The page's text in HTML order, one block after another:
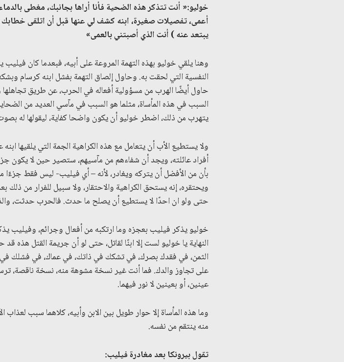
خوليو:« أنت تتذكر هذه الضحية فأنا أراها بجانبك، مغطى
أعمى، تفصيلات صغيرة، ابنه كشف لي عنها قبل أن اتلقى خطابك
يبتعد عنه ) أنت الذي أصبتني بالعمى»
وهنا يلقي خوليو بهذه التهمة المروعة على أبيه، فبعدما كان
النفسية التي لحقت به. وحاول إلصاق التهمة بفشل ابنه كرسام
حاول أيضًا الهرب من مسؤولية أفعاله في الحرب، عن طريق
السبب في هذه المأساة، مثلما هو السبب في مآسي العديد من
يتهرب من ذلك، اضطر خوليو أن يكون واضحا كفاية، ليقولها له
ولا يستطيع الأب أن يتعامل مع هذه الكراهية الجمة التي يلقيها
أفراد عائلته، ويجد أن شفاءهم من مآسيهم، ستصير حين لا يكون
بأن من الأفضل أن يتركه ويغادر، لأنه – أي فيليب- ليس فقط جزءًا
ويحتقره، إنه يستحق الكراهية والاحتقار، ولا سبيل للفرار من
حتى ولو ان احدًا لا يستطيع أن يصلح ما حدث. فالحرب حدثت،
خوليو يذكر فيليب بعجزه وما ارتكبه من أفعال وجرائم، وفيليب
النهاية يا خوليو لست إلا ابنًا لقاتل، حتى لو أن جريمة القتل
الثمن، في فقدك بصرك، في تشكك في ذاتك، في عماك، في فشلك في
على تجاوز والدك. فما أنت غير نسخة مشوهة منه، نسخة ناقصة،
عينين، أو بعينين لا نور فيهما.
وما هذه المأساة إلا حوار طويل بين الابن وأبيه، كلاهما سبب لعذاب
منه ينتقم من نفسه.
تقول بيرونكا بعد مغادرة فيليب: